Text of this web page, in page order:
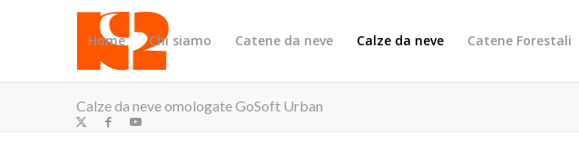
Home Chi siamo Catene da neve Calze da neve Catene Forestali
Calze da neve omologate GoSoft Urban